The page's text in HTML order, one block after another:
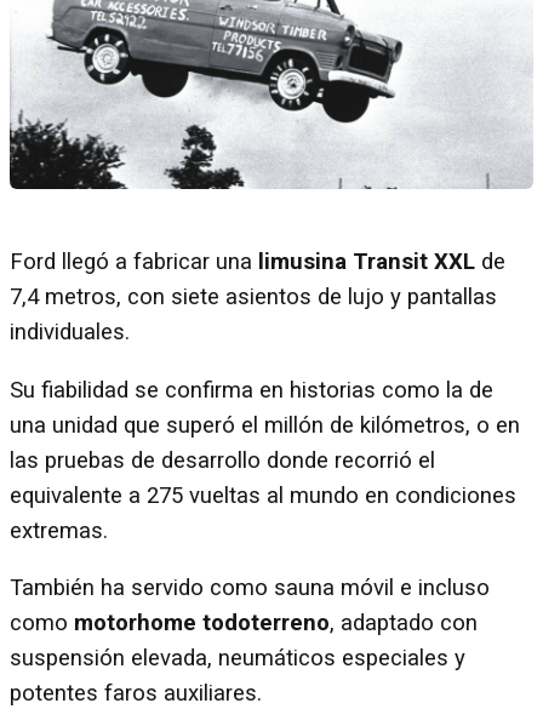
Ford llegó a fabricar una limusina Transit XXL de
7,4 metros, con siete asientos de lujo y pantallas
individuales.
Su fiabilidad se confirma en historias como la de
una unidad que superó el millón de kilómetros, o en
las pruebas de desarrollo donde recorrió el
equivalente a 275 vueltas al mundo en condiciones
extremas.
También ha servido como sauna móvil e incluso
como motorhome todoterreno, adaptado con
suspensión elevada, neumáticos especiales y
potentes faros auxiliares.